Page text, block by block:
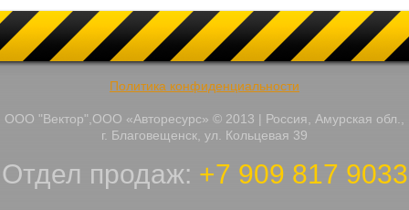
Политика конфиденциальности
ООО "Вектор",ООО «Авторесурс» © 2013 | Россия, Амурская обл.,
г. Благовещенск, ул. Кольцевая 39
Отдел продаж: +7 909 817 9033